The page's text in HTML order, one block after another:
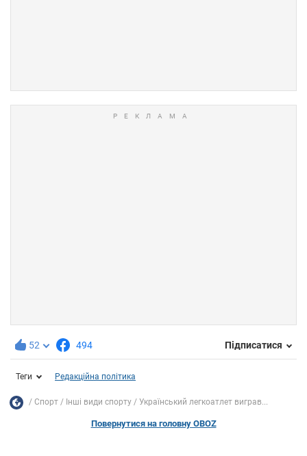
52 494 Підписатися
Теги Редакційна політика
Спорт Інші види спорту Український легкоатлет виграв...
Повернутися на головну OBOZ